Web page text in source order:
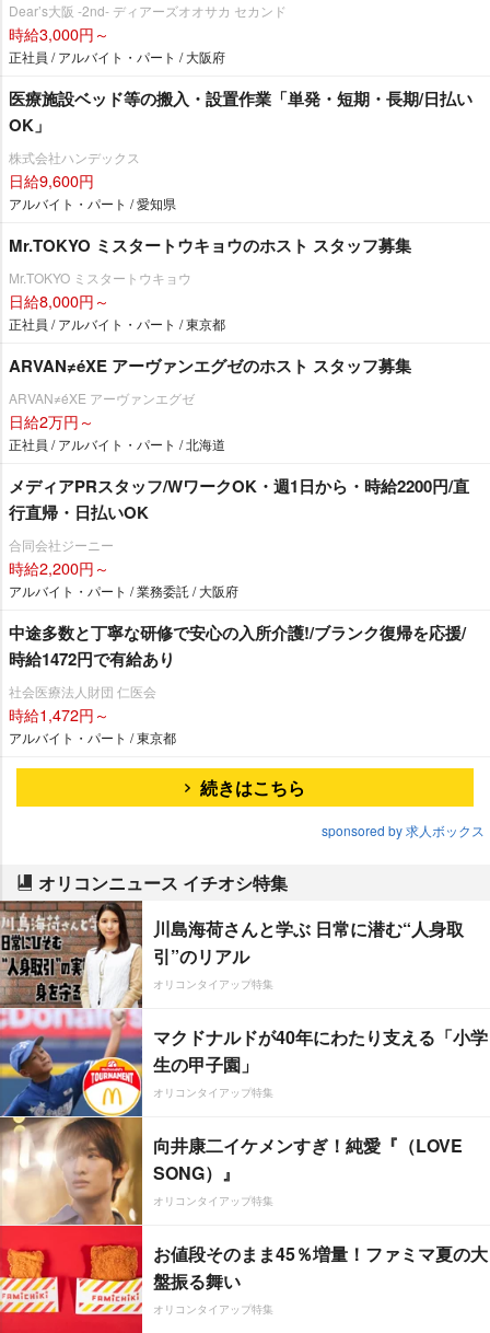
Dear’s大阪 -2nd- ディアーズオオサカ セカンド
時給3,000円～
正社員 / アルバイト・パート / 大阪府
医療施設ベッド等の搬入・設置作業「単発・短期・長期/日払い
OK」
株式会社ハンデックス
日給9,600円
アルバイト・パート / 愛知県
Mr.TOKYO ミスタートウキョウのホスト スタッフ募集
Mr.TOKYO ミスタートウキョウ
日給8,000円～
正社員 / アルバイト・パート / 東京都
ARVAN≠éXE アーヴァンエグゼのホスト スタッフ募集
ARVAN≠éXE アーヴァンエグゼ
日給2万円～
正社員 / アルバイト・パート / 北海道
メディアPRスタッフ/WワークOK・週1日から・時給2200円/直
行直帰・日払いOK
合同会社ジーニー
時給2,200円～
アルバイト・パート / 業務委託 / 大阪府
中途多数と丁寧な研修で安心の入所介護!/ブランク復帰を応援/
時給1472円で有給あり
社会医療法人財団 仁医会
時給1,472円～
アルバイト・パート / 東京都
続きはこちら
sponsored by 求人ボックス
オリコンニュース イチオシ特集
川島海荷さんと学ぶ 日常に潜む“人身取
引”のリアル
オリコンタイアップ特集
マクドナルドが40年にわたり支える「小学
生の甲子園」
オリコンタイアップ特集
向井康二イケメンすぎ！純愛『（LOVE
SONG）』
オリコンタイアップ特集
お値段そのまま45％増量！ファミマ夏の大
盤振る舞い
オリコンタイアップ特集